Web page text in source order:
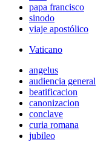
papa francisco
sinodo
viaje apostólico
Vaticano
angelus
audiencia general
beatificacion
canonizacion
conclave
curia romana
jubileo